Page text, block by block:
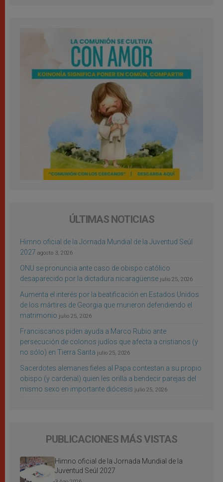
ÚLTIMAS NOTICIAS
Himno oficial de la Jornada Mundial de la Juventud Seúl
2027 agosto 3, 2026
ONU se pronuncia ante caso de obispo católico
desaparecido por la dictadura nicaragüense julio 25, 2026
Aumenta el interés por la beatificación en Estados Unidos
de los mártires de Georgia que murieron defendiendo el
matrimonio julio 25, 2026
Franciscanos piden ayuda a Marco Rubio ante
persecución de colonos judíos que afecta a cristianos (y
no sólo) en Tierra Santa julio 25, 2026
Sacerdotes alemanes fieles al Papa contestan a su propio
obispo (y cardenal) quien les orilla a bendecir parejas del
mismo sexo en importante diócesis julio 25, 2026
PUBLICACIONES MÁS VISTAS
Himno oficial de la Jornada Mundial de la
Juventud Seúl 2027